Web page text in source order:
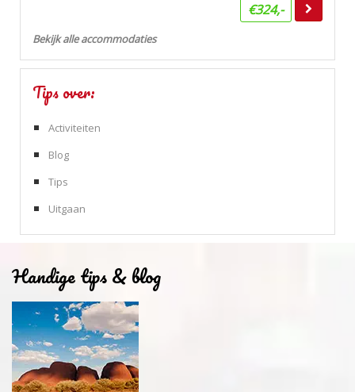
€324,-
Bekijk alle accommodaties
Tips over:
Activiteiten
Blog
Tips
Uitgaan
Handige tips & blog